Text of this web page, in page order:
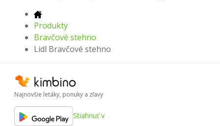
Produkty
Bravčové stehno
Lidl Bravčové stehno
Najnovšie letáky, ponuky a zľavy
Stiahnuť v